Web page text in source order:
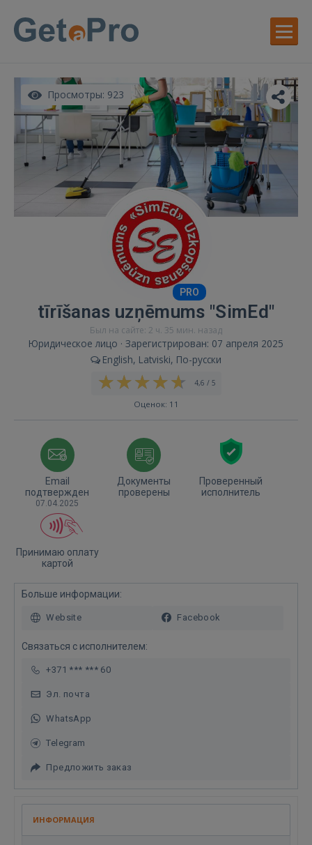
Просмотры: 923
PRO
tīrīšanas uzņēmums "SimEd"
Был на сайте: 2 ч. 35 мин. назад
Юридическое лицо · Зарегистрирован: 07 апреля 2025
English, Latviski, По-русски
4,6 / 5
Оценок: 11
Email
подтвержден
07.04.2025
Документы
проверены
Проверенный
исполнитель
Принимаю оплату
картой
Больше информации:
Website Facebook
Связаться с исполнителем:
+371 *** *** 60
Эл. почта
WhatsApp
Telegram
Предложить заказ
ИНФОРМАЦИЯ